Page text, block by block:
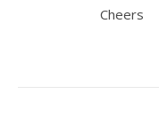
Chеers